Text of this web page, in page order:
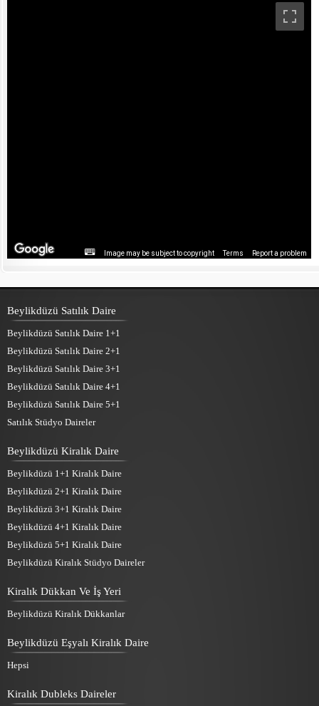
Image may be subject to copyright Terms Report a problem
Beylikdüzü Satılık Daire
Beylikdüzü Satılık Daire 1+1
Beylikdüzü Satılık Daire 2+1
Beylikdüzü Satılık Daire 3+1
Beylikdüzü Satılık Daire 4+1
Beylikdüzü Satılık Daire 5+1
Satılık Stüdyo Daireler
Beylikdüzü Kiralık Daire
Beylikdüzü 1+1 Kiralık Daire
Beylikdüzü 2+1 Kiralık Daire
Beylikdüzü 3+1 Kiralık Daire
Beylikdüzü 4+1 Kiralık Daire
Beylikdüzü 5+1 Kiralık Daire
Beylikdüzü Kiralık Stüdyo Daireler
Kiralık Dükkan Ve İş Yeri
Beylikdüzü Kiralık Dükkanlar
Beylikdüzü Eşyalı Kiralık Daire
Hepsi
Kiralık Dubleks Daireler